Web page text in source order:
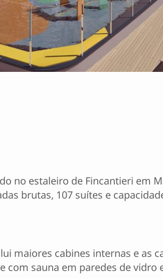
no estaleiro de Fincantieri em
brutas, 107 suítes e
maiores cabines internas e as
sauna em paredes de vidro